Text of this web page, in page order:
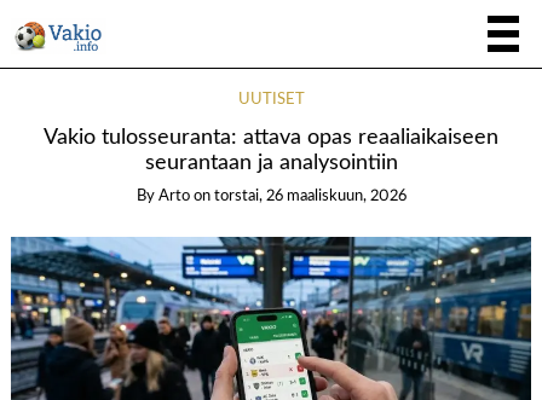
UUTISET
Vakio tulosseuranta: attava opas reaaliaikaiseen
seurantaan ja analysointiin
By Arto on torstai, 26 maaliskuun, 2026